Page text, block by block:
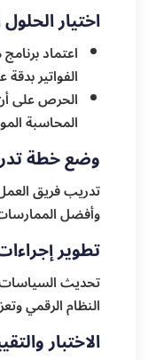
اختيار
اعتماد
الفواتير بدقة
الحرص على
المحاسبة
وضع خطة
تدريب فريق
وأفضل الممارسات
تطوير
تحديث السياسات
النظام الرقمي
الاختبار